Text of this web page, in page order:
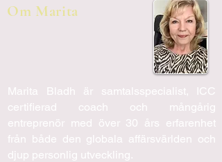
Om Marita
Marita Bladh är samtalsspecialist, ICC
certifierad coach och mångårig
entreprenör med över 30 års erfarenhet
från både den globala affärsvärlden och
djup personlig utveckling.